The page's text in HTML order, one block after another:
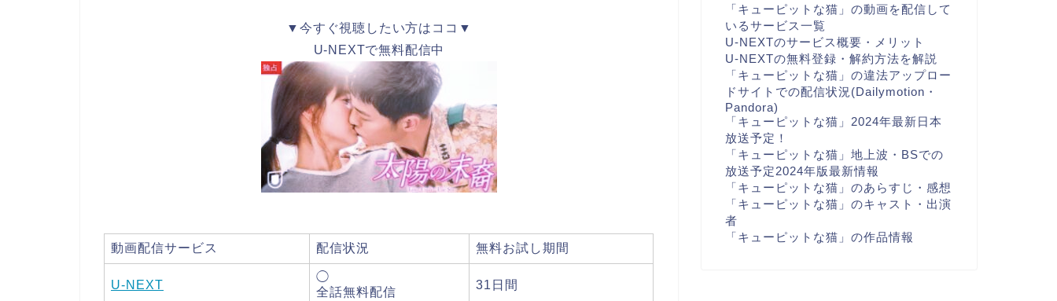
▼今すぐ視聴したい方はココ▼
U-NEXTで無料配信中
動画配信サービス 配信状況 無料お試し期間
U-NEXT
◯
全話無料配信
31日間
「キューピットな猫」の動画を配信して
いるサービス一覧
U-NEXTのサービス概要・メリット
U-NEXTの無料登録・解約方法を解説
「キューピットな猫」の違法アップロー
ドサイトでの配信状況(Dailymotion・
Pandora)
「キューピットな猫」2024年最新日本
放送予定！
「キューピットな猫」地上波・BSでの
放送予定2024年版最新情報
「キューピットな猫」のあらすじ・感想
「キューピットな猫」のキャスト・出演
者
「キューピットな猫」の作品情報